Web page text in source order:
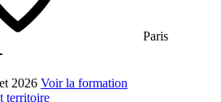
Paris
2026 Voir la formation
territoire